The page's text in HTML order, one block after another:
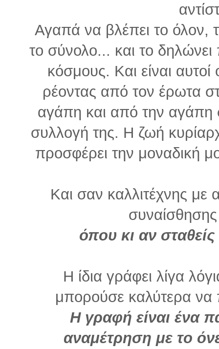
Αγαπά να βλέπει το όλον,
το σύνολο... και το
κόσμους. Και είναι
ρέοντας από τον έρωτα
αγάπη και από την αγάπη
συλλογή της. Η ζωή
προσφέρει την μοναδική
Και σαν καλλιτέχνης με
συναίσθησης
όπου κι αν σταθείς
Η ίδια γράφει λίγα
μπορούσε καλύτερα να
H γραφή είναι ένα
αναμέτρηση με το